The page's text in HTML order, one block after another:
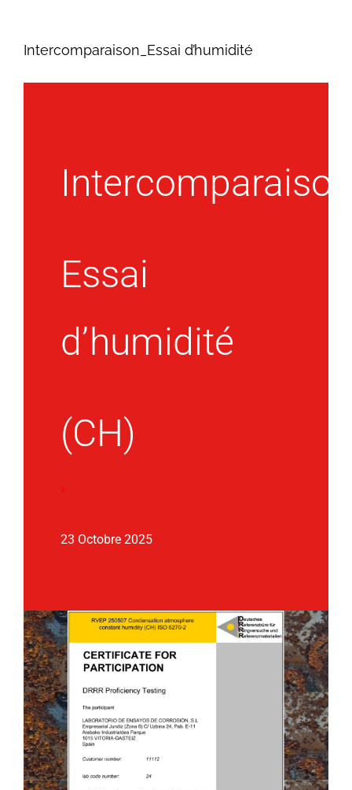
Intercomparaison_Essai d’humidité
Intercomparaison
Essai
d’humidité
(CH)
*
23 Octobre 2025